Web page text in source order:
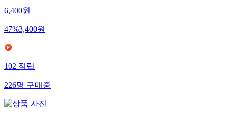
6,400원
47%3,400원
102적립
226명구매중